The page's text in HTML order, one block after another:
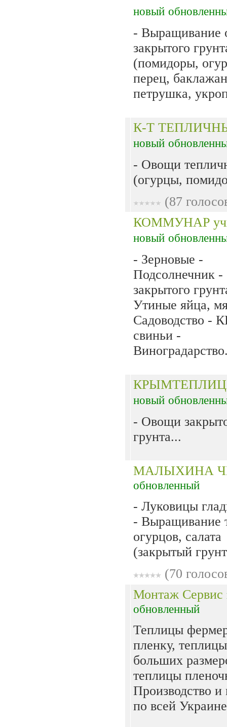
новый
- Выращивание
закрытого
(помидоры,
перец,
петрушка,
К-Т
новый
- Овощи
(огурцы,
(87
КОММУНАР
новый
- Зерновые -
Подсолнечник
закрытого
Утиные яйца,
Садоводство -
свиньи -
новый
- Овощи
грунта...
МАЛЫХИНА
обновленный
- Луковицы
- Выращивание
огурцов, салата
(закрытый
(70
Монтаж Сервис
обновленный
Теплицы
пленку, теплицы
больших
теплицы
Производство
по всей